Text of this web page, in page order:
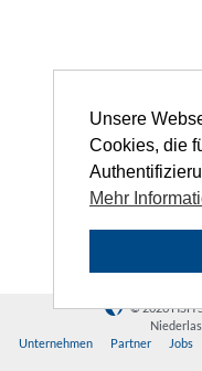
Unsere
Cookies, die
Mehr
© 2026 HSH
Unternehmen
Partner Jobs